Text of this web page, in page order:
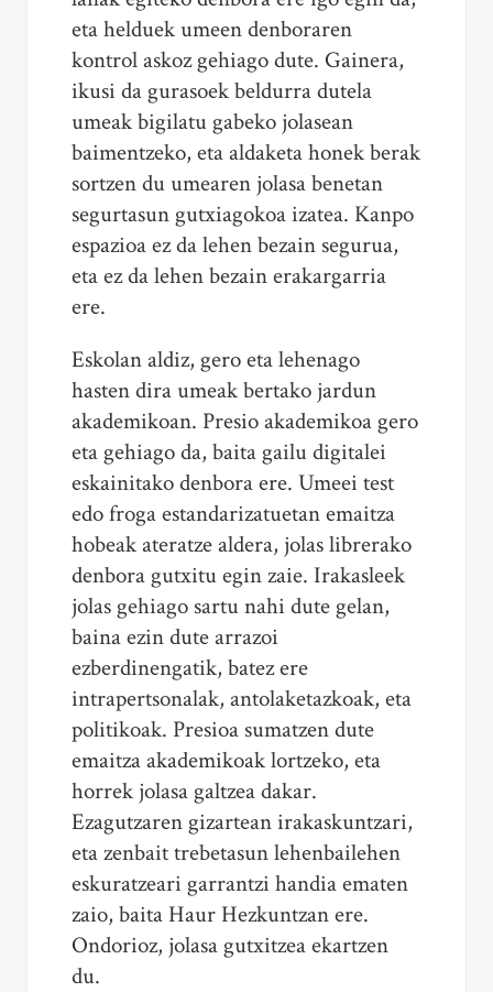
eta helduek umeen denboraren
kontrol askoz gehiago dute. Gainera,
ikusi da gurasoek beldurra dutela
umeak bigilatu gabeko jolasean
baimentzeko, eta aldaketa honek berak
sortzen du umearen jolasa benetan
segurtasun gutxiagokoa izatea. Kanpo
espazioa ez da lehen bezain segurua,
eta ez da lehen bezain erakargarria
ere.
Eskolan aldiz, gero eta lehenago
hasten dira umeak bertako jardun
akademikoan. Presio akademikoa gero
eta gehiago da, baita gailu digitalei
eskainitako denbora ere. Umeei test
edo froga estandarizatuetan emaitza
hobeak ateratze aldera, jolas librerako
denbora gutxitu egin zaie. Irakasleek
jolas gehiago sartu nahi dute gelan,
baina ezin dute arrazoi
ezberdinengatik, batez ere
intrapertsonalak, antolaketazkoak, eta
politikoak. Presioa sumatzen dute
emaitza akademikoak lortzeko, eta
horrek jolasa galtzea dakar.
Ezagutzaren gizartean irakaskuntzari,
eta zenbait trebetasun lehenbailehen
eskuratzeari garrantzi handia ematen
zaio, baita Haur Hezkuntzan ere.
Ondorioz, jolasa gutxitzea ekartzen
du.